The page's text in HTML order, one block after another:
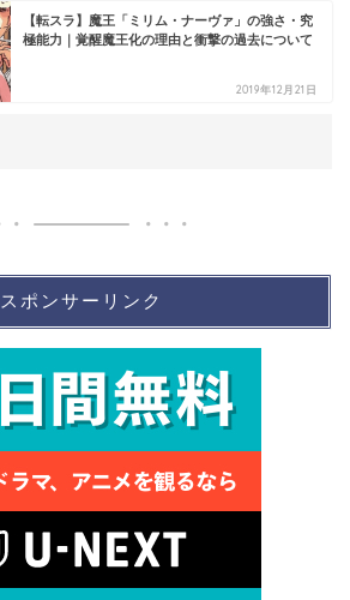
【転スラ】魔王「ミリム・ナーヴァ」の強さ・究
極能力｜覚醒魔王化の理由と衝撃の過去について
2019年12月21日
スポンサーリンク